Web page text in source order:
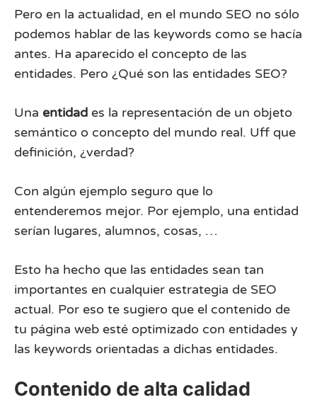
Pero en la actualidad, en el mundo SEO no sólo
podemos hablar de las keywords como se hacía
antes. Ha aparecido el concepto de las
entidades. Pero ¿Qué son las entidades SEO?
Una entidad es la representación de un objeto
semántico o concepto del mundo real. Uff que
definición, ¿verdad?
Con algún ejemplo seguro que lo
entenderemos mejor. Por ejemplo, una entidad
serían lugares, alumnos, cosas, …
Esto ha hecho que las entidades sean tan
importantes en cualquier estrategia de SEO
actual. Por eso te sugiero que el contenido de
tu página web esté optimizado con entidades y
las keywords orientadas a dichas entidades.
Contenido de alta calidad